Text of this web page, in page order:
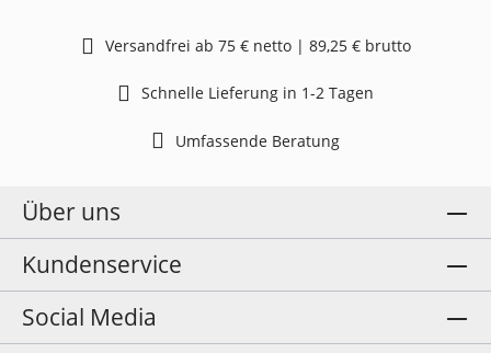
Versandfrei ab 75 € netto | 89,25 € brutto
Schnelle Lieferung in 1-2 Tagen
Umfassende Beratung
Über uns
Kundenservice
Social Media